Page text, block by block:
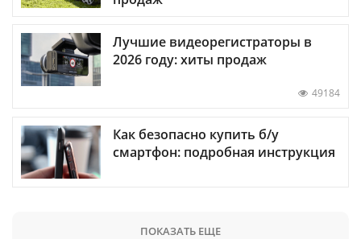
Лучшие видеорегистраторы в
2026 году: хиты продаж
49184
Как безопасно купить б/у
смартфон: подробная инструкция
ПОКАЗАТЬ ЕЩЕ